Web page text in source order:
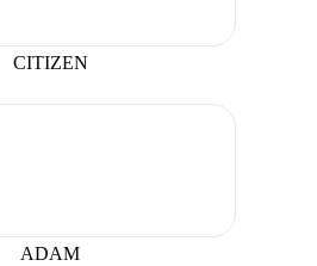
CITIZEN
ADAM